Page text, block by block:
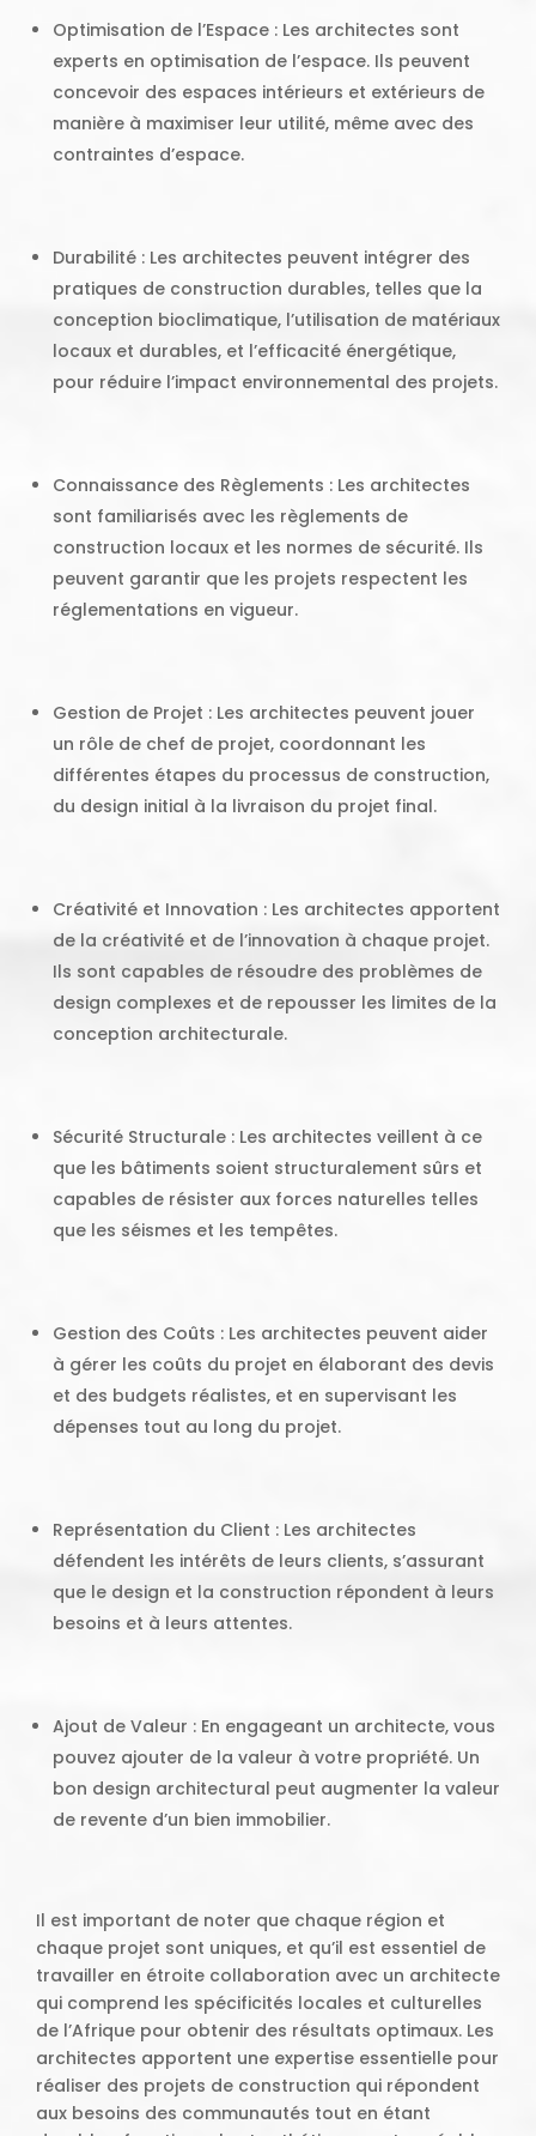
Optimisation de l’Espace : Les architectes sont
experts en optimisation de l’espace. Ils peuvent
concevoir des espaces intérieurs et extérieurs de
manière à maximiser leur utilité, même avec des
contraintes d’espace.
Durabilité : Les architectes peuvent intégrer des
pratiques de construction durables, telles que la
conception bioclimatique, l’utilisation de matériaux
locaux et durables, et l’efficacité énergétique,
pour réduire l’impact environnemental des projets.
Connaissance des Règlements : Les architectes
sont familiarisés avec les règlements de
construction locaux et les normes de sécurité. Ils
peuvent garantir que les projets respectent les
réglementations en vigueur.
Gestion de Projet : Les architectes peuvent jouer
un rôle de chef de projet, coordonnant les
différentes étapes du processus de construction,
du design initial à la livraison du projet final.
Créativité et Innovation : Les architectes apportent
de la créativité et de l’innovation à chaque projet.
Ils sont capables de résoudre des problèmes de
design complexes et de repousser les limites de la
conception architecturale.
Sécurité Structurale : Les architectes veillent à ce
que les bâtiments soient structuralement sûrs et
capables de résister aux forces naturelles telles
que les séismes et les tempêtes.
Gestion des Coûts : Les architectes peuvent aider
à gérer les coûts du projet en élaborant des devis
et des budgets réalistes, et en supervisant les
dépenses tout au long du projet.
Représentation du Client : Les architectes
défendent les intérêts de leurs clients, s’assurant
que le design et la construction répondent à leurs
besoins et à leurs attentes.
Ajout de Valeur : En engageant un architecte, vous
pouvez ajouter de la valeur à votre propriété. Un
bon design architectural peut augmenter la valeur
de revente d’un bien immobilier.
Il est important de noter que chaque région et
chaque projet sont uniques, et qu’il est essentiel de
travailler en étroite collaboration avec un architecte
qui comprend les spécificités locales et culturelles
de l’Afrique pour obtenir des résultats optimaux. Les
architectes apportent une expertise essentielle pour
réaliser des projets de construction qui répondent
aux besoins des communautés tout en étant